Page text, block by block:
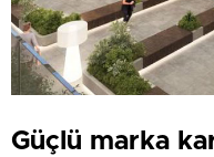
Güçlü marka